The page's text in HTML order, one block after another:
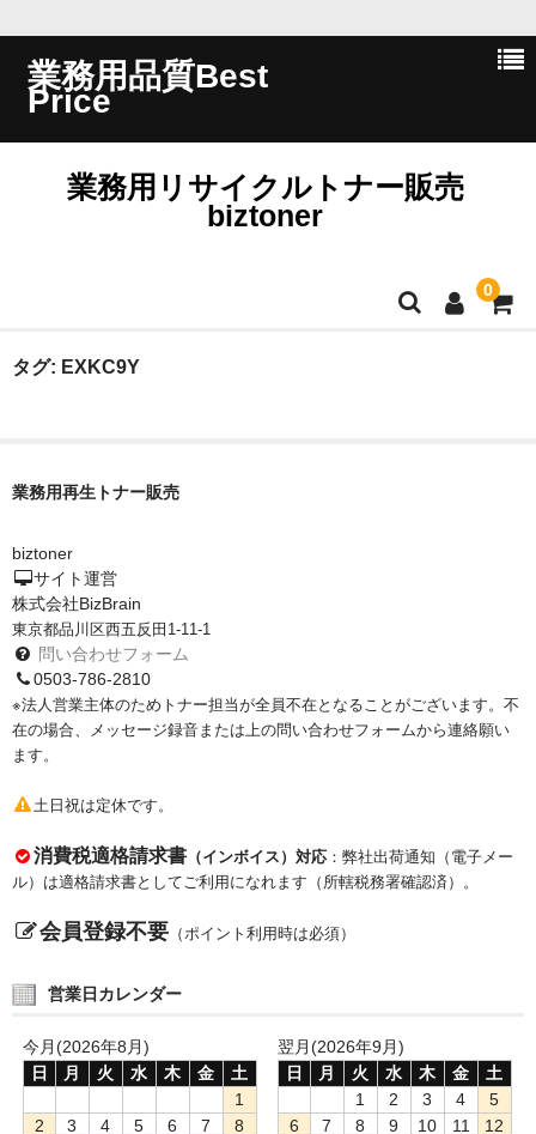
業務用品質Best
Price
業務用リサイクルトナー販売
biztoner
0
ホーム
PrivacyPolicy
特定商取引法に基づく表示
よくある質問
保証受付中
トナー・ドラム交換・修理
プリンタ補償
貴社都合返品
動画で分かる
トナー再生の流れ
もっと安い販売店があります。何が違うのですか？
タグ: EXKC9Y
業務用再生トナー販売
biztoner
サイト運営
株式会社BizBrain
東京都品川区西五反田1-11-1
問い合わせフォーム
0503-786-2810
※法人営業主体のためトナー担当が全員不在となることがございます。不
在の場合、メッセージ録音または上の問い合わせフォームから連絡願い
ます。
土日祝は定休です。
消費税適格請求書 （インボイス）対応 ：弊社出荷通知（電子メー
ル）は適格請求書としてご利用になれます（所轄税務署確認済）。
会員登録不要 （ポイント利用時は必須）
営業日カレンダー
今月(2026年8月)
日
月 火 水 木 金
土
1
2
3 4 5 6 7
8
翌月(2026年9月)
日
月 火 水 木 金
土
1
2 3 4
5
6
7 8 9 10 11
12